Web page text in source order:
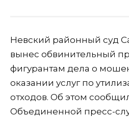
Невский районный суд
вынес обвинительный
фигурантам дела о
оказании услуг по
отходов. Об этом
Объединенной пресс-